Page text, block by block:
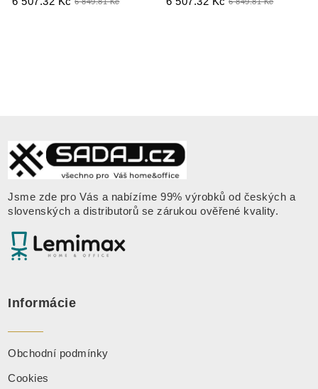
Jsme zde pro Vás a nabízíme 99% výrobků od českých a
slovenských a distributorů se zárukou ověřené kvality.
Informácie
Obchodní podmínky
Cookies